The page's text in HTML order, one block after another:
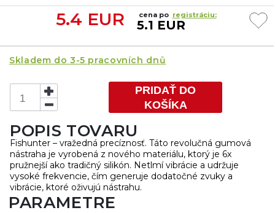
vysoké frekvencie, čím generuje dodatočné zvuky a
vibrácie, ktoré oživujú nástrahu....
5.4 EUR cena po registráciu:
5.1 EUR
Skladem do 3-5 pracovních dnů
PRIDAŤ DO
KOŠÍKA
POPIS TOVARU
Fishunter – vražedná precíznosť. Táto revolučná gumová
nástraha je vyrobená z nového materiálu, ktorý je 6x
pružnejší ako tradičný silikón. Netlmí vibrácie a udržuje
vysoké frekvencie, čím generuje dodatočné zvuky a
vibrácie, ktoré oživujú nástrahu.
PARAMETRE